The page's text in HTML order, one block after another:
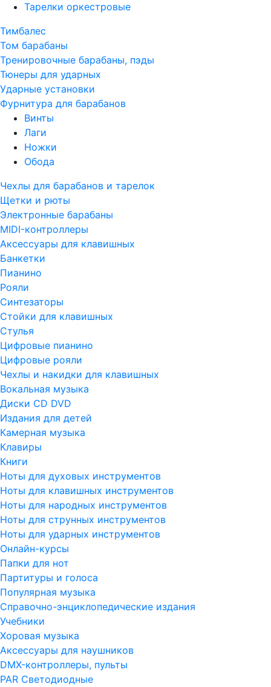
Тарелки оркестровые
Тимбалес
Том барабаны
Тренировочные барабаны, пэды
Тюнеры для ударных
Ударные установки
Фурнитура для барабанов
Винты
Лаги
Ножки
Обода
Чехлы для барабанов и тарелок
Щетки и рюты
Электронные барабаны
MIDI-контроллеры
Аксессуары для клавишных
Банкетки
Пианино
Рояли
Синтезаторы
Стойки для клавишных
Стулья
Цифровые пианино
Цифровые рояли
Чехлы и накидки для клавишных
Вокальная музыка
Диски CD DVD
Издания для детей
Камерная музыка
Клавиры
Книги
Ноты для духовых инструментов
Ноты для клавишных инструментов
Ноты для народных инструментов
Ноты для струнных инструментов
Ноты для ударных инструментов
Онлайн-курсы
Папки для нот
Партитуры и голоса
Популярная музыка
Справочно-энциклопедические издания
Учебники
Хоровая музыка
Аксессуары для наушников
DMX-контроллеры, пульты
PAR Светодиодные